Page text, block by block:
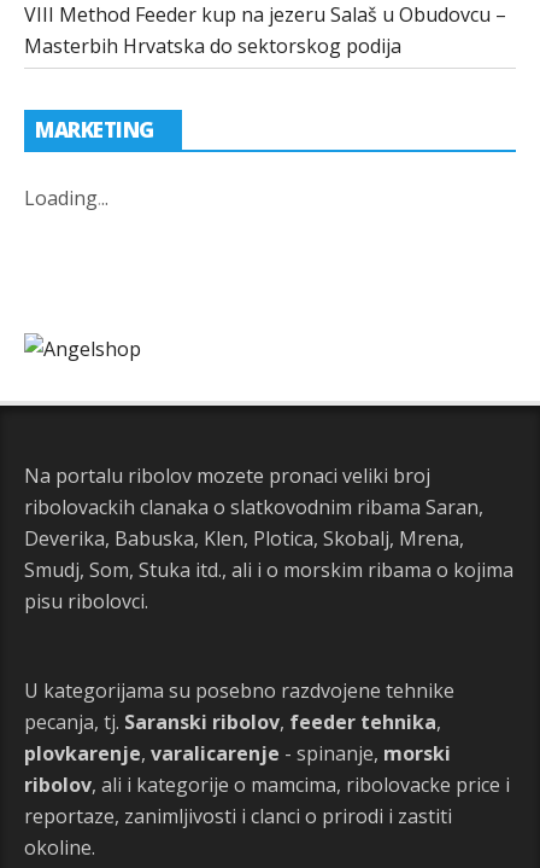
VIII Method Feeder kup na jezeru Salaš u Obudovcu –
Masterbih Hrvatska do sektorskog podija
MARKETING
Loading...
Na portalu ribolov mozete pronaci veliki broj
ribolovackih clanaka o slatkovodnim ribama Saran,
Deverika, Babuska, Klen, Plotica, Skobalj, Mrena,
Smudj, Som, Stuka itd., ali i o morskim ribama o kojima
pisu ribolovci.
U kategorijama su posebno razdvojene tehnike
pecanja, tj. Saranski ribolov, feeder tehnika,
plovkarenje, varalicarenje - spinanje, morski
ribolov, ali i kategorije o mamcima, ribolovacke price i
reportaze, zanimljivosti i clanci o prirodi i zastiti
okoline.